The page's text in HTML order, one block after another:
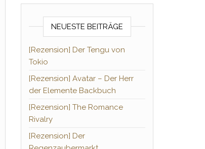
NEUESTE BEITRÄGE
[Rezension] Der Tengu von
Tokio
[Rezension] Avatar – Der Herr
der Elemente Backbuch
[Rezension] The Romance
Rivalry
[Rezension] Der